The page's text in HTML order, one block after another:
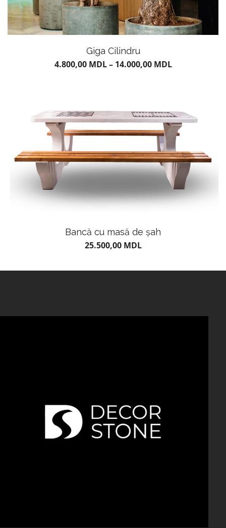
Giga Cilindru
4.800,00 MDL– 14.000,00 MDL
Bancă cu masă de șah
25.500,00 MDL